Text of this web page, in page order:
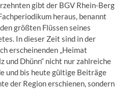
gibt der BGV Rhein-Berg
heraus, benannt
größten Flüssen seines
In dieser Zeit sind in der
erscheinenden „Heimat
und Dhünn“ nicht nur zahlreiche
und bis heute gültige Beiträge
der Region erschienen, sondern